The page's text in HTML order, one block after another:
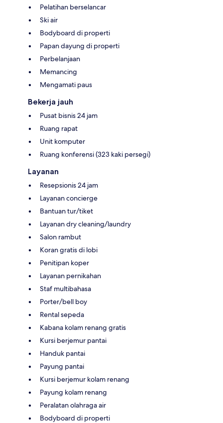
Pelatihan berselancar
Ski air
Bodyboard di properti
Papan dayung di properti
Perbelanjaan
Memancing
Mengamati paus
Bekerja jauh
Pusat bisnis 24 jam
Ruang rapat
Unit komputer
Ruang konferensi (323 kaki persegi)
Layanan
Resepsionis 24 jam
Layanan concierge
Bantuan tur/tiket
Layanan dry cleaning/laundry
Salon rambut
Koran gratis di lobi
Penitipan koper
Layanan pernikahan
Staf multibahasa
Porter/bell boy
Rental sepeda
Kabana kolam renang gratis
Kursi berjemur pantai
Handuk pantai
Payung pantai
Kursi berjemur kolam renang
Payung kolam renang
Peralatan olahraga air
Bodyboard di properti